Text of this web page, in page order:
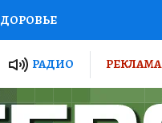
ПУТЕВОДИТЕЛЬ
РАДИО РЕКЛАМА